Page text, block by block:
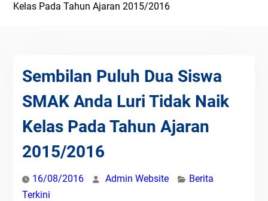
Kelas Pada Tahun Ajaran 2015/2016
Sembilan Puluh Dua Siswa
SMAK Anda Luri Tidak Naik
Kelas Pada Tahun Ajaran
2015/2016
16/08/2016 Admin Website
Berita
Terkini